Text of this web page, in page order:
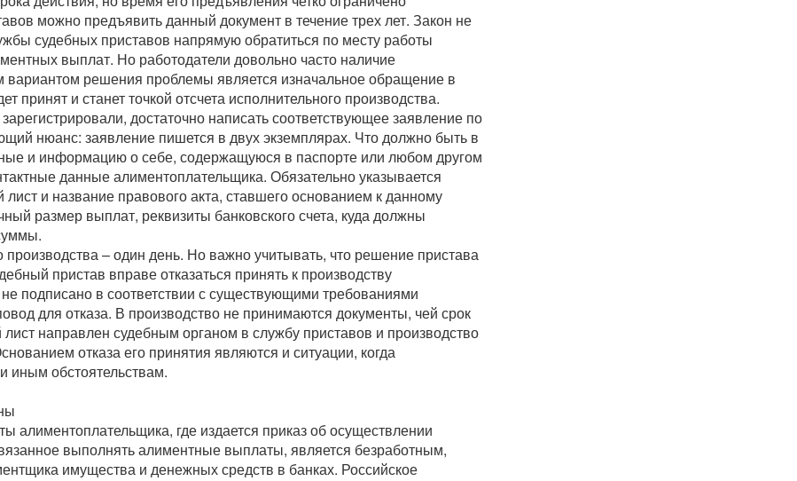
можно предъявить данный документ в течение трех лет. Закон не
судебных приставов напрямую обратиться по месту работы
выплат. Но работодатели довольно часто наличие
вариантом решения проблемы является изначальное обращение в
принят и станет точкой отсчета исполнительного производства.
достаточно написать соответствующее заявление по
нюанс: заявление пишется в двух экземплярах. Что должно быть в
и информацию о себе, содержащуюся в паспорте или любом другом
данные алиментоплательщика. Обязательно указывается
и название правового акта, ставшего основанием к данному
размер выплат, реквизиты банковского счета, куда должны
– один день. Но важно учитывать, что решение пристава
пристав вправе отказаться принять к производству
подписано в соответствии с существующими требованиями
для отказа. В производство не принимаются документы, чей срок
направлен судебным органом в службу приставов и производство
отказа его принятия являются и ситуации, когда
иным обстоятельствам.
алиментоплательщика, где издается приказ об осуществлении
выполнять алиментные выплаты, является безработным,
имущества и денежных средств в банках. Российское